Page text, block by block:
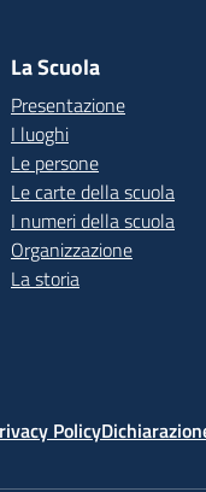
La Scuola
Presentazione
I luoghi
Le persone
Le carte della scuola
I numeri della scuola
Organizzazione
La storia
Policy